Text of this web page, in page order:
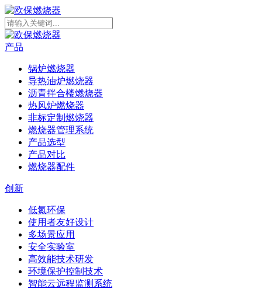
产品
锅炉燃烧器
导热油炉燃烧器
沥青拌合楼燃烧器
热风炉燃烧器
非标定制燃烧器
燃烧器管理系统
产品选型
产品对比
燃烧器配件
创新
低氮环保
使用者友好设计
多场景应用
安全实验室
高效能技术研发
环境保护控制技术
智能云远程监测系统